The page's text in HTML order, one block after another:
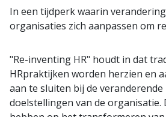
In een tijdperk waarin
organisaties zich aanpassen om
"Re-inventing HR" houdt in dat
HRpraktijken worden herzien en
aan te sluiten bij de
doelstellingen van de